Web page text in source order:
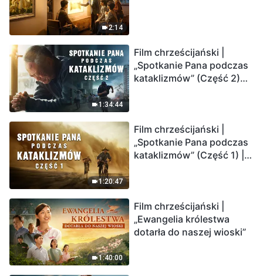
2:14
1:34:44
Film chrześcijański |
„Spotkanie Pana podczas
kataklizmów” (Część 2)
Ludzkość weszła w
odliczanie. Czy znalazłeś
już drogę ocalenia?
1:20:47
Film chrześcijański |
„Spotkanie Pana podczas
kataklizmów” (Część 1) |
1:40:00
Film chrześcijański |
„Ewangelia królestwa
dotarła do naszej wioski”